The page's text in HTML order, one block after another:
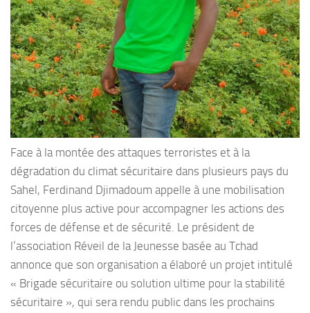
Face à la montée des attaques terroristes et à la
dégradation du climat sécuritaire dans plusieurs pays du
Sahel, Ferdinand Djimadoum appelle à une mobilisation
citoyenne plus active pour accompagner les actions des
forces de défense et de sécurité. Le président de
l’association Réveil de la Jeunesse basée au Tchad
annonce que son organisation a élaboré un projet intitulé
« Brigade sécuritaire ou solution ultime pour la stabilité
sécuritaire », qui sera rendu public dans les prochains